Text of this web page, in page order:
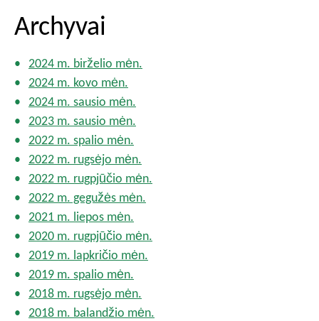
s
Archyvai
2024 m. birželio mėn.
2024 m. kovo mėn.
2024 m. sausio mėn.
2023 m. sausio mėn.
2022 m. spalio mėn.
2022 m. rugsėjo mėn.
2022 m. rugpjūčio mėn.
2022 m. gegužės mėn.
2021 m. liepos mėn.
2020 m. rugpjūčio mėn.
2019 m. lapkričio mėn.
2019 m. spalio mėn.
2018 m. rugsėjo mėn.
2018 m. balandžio mėn.